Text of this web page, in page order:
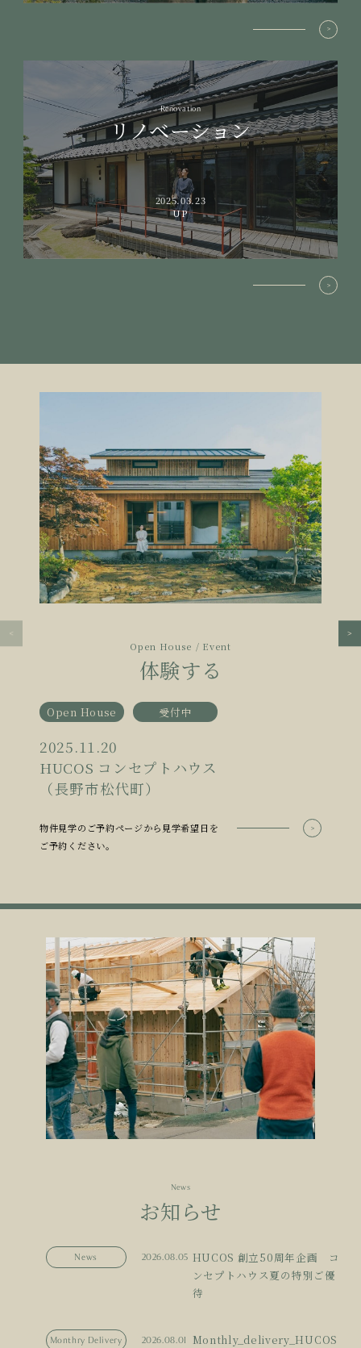
Renovation
リノベーション
2025.03.23
UP
Open House / Event
体験する
Open House 受付中
2025.11.20
HUCOS コンセプトハウス
（長野市松代町）
物件見学のご予約ページから見学希望日を
ご予約ください。
News
お知らせ
News 2026.08.05 HUCOS 創立50周年企画 コ
ンセプトハウス夏の特別ご優
待
Monthry Delivery 2026.08.01
Monthly_delivery_HUCOS